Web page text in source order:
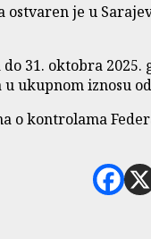
je u
31. oktobra
ukupnom iznosu od
o kontrolama